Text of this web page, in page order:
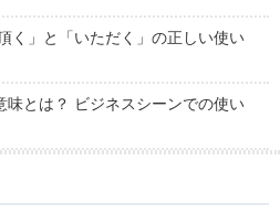
く」と「いただく」の正しい使い
味とは？ ビジネスシーンでの使い